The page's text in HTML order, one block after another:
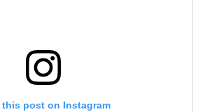
this post on Instagram